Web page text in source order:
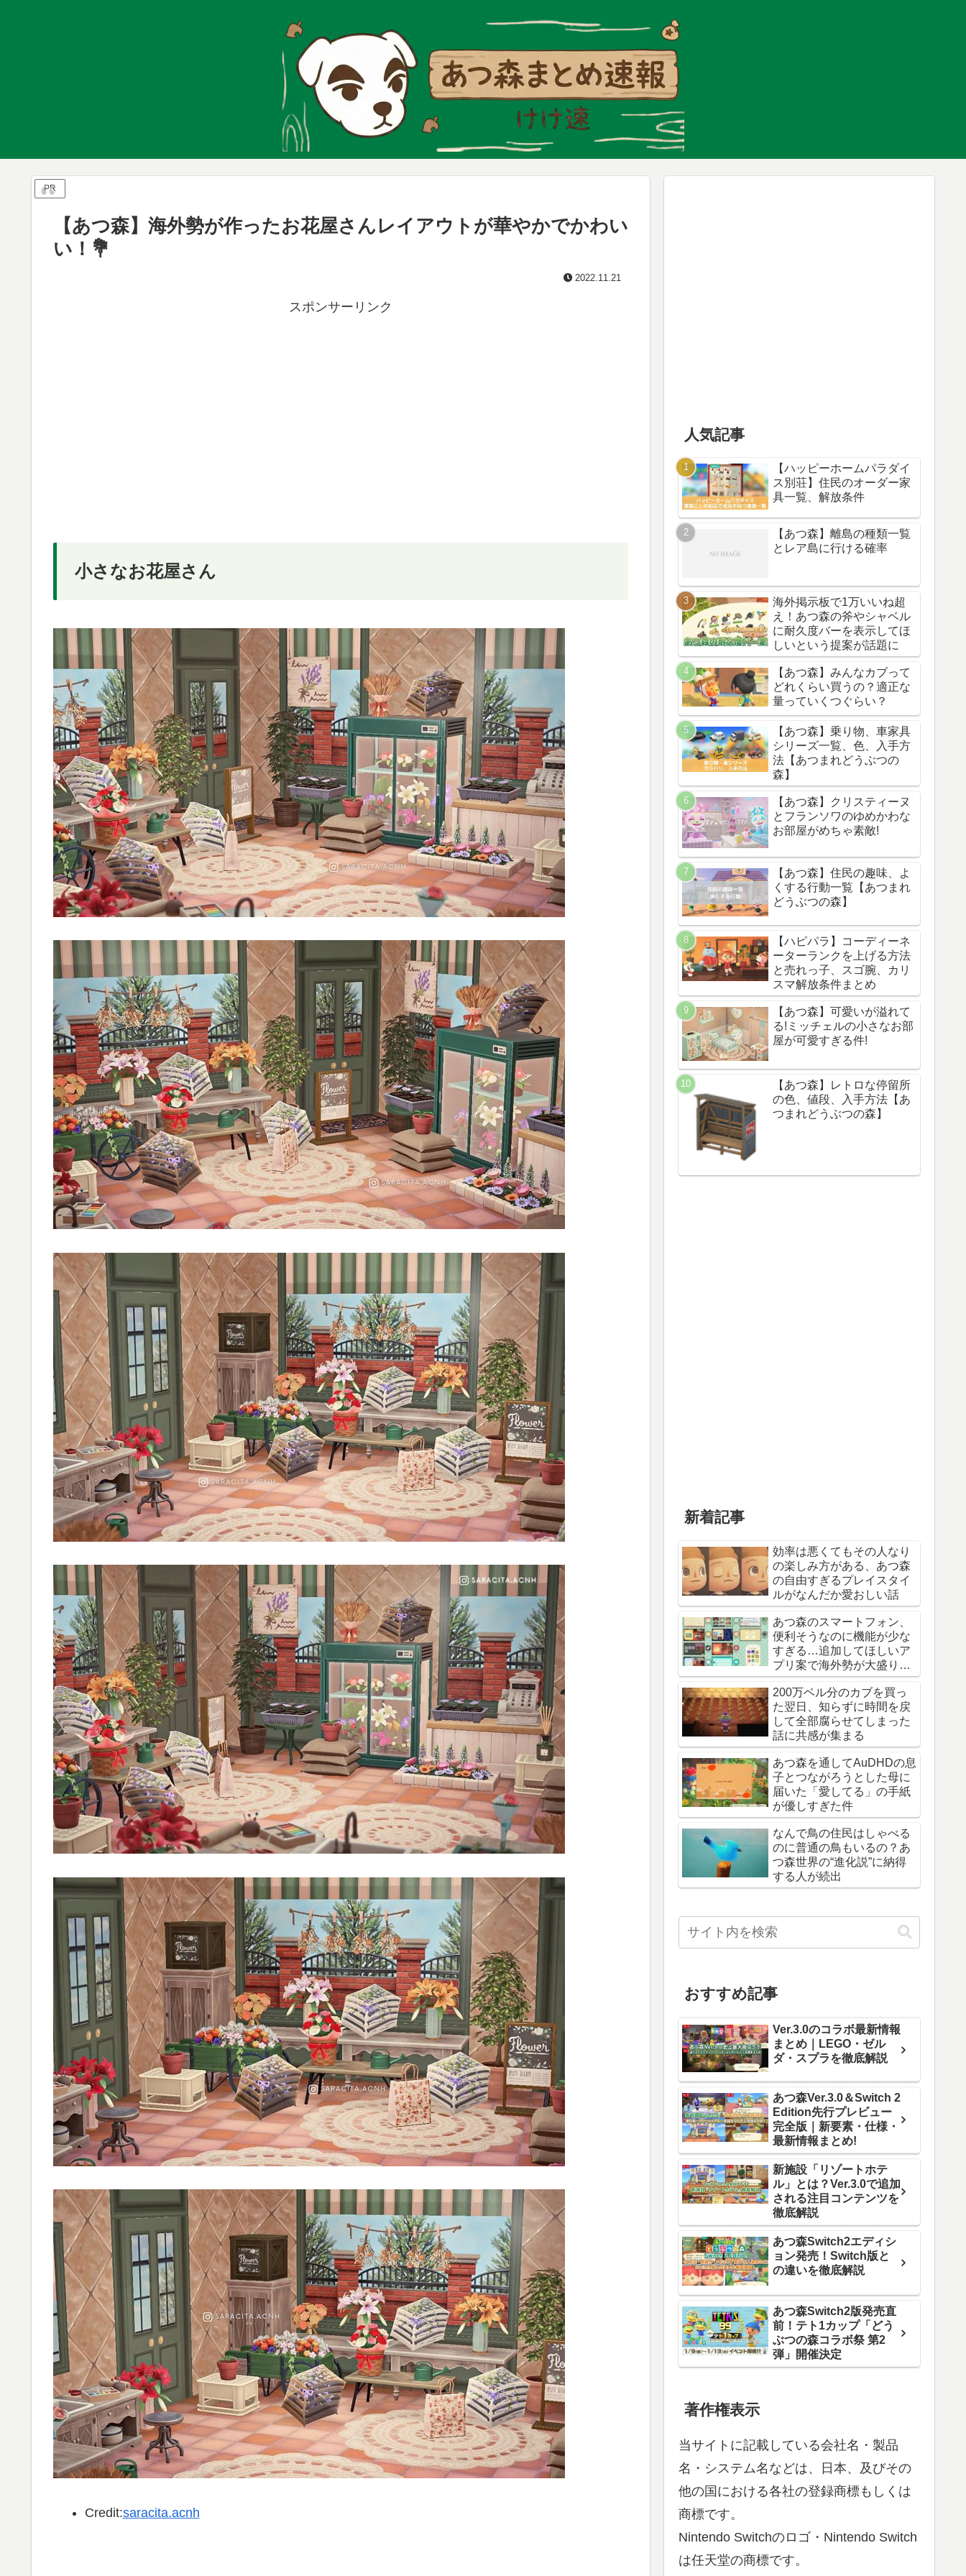
PR
【あつ森】海外勢が作ったお花屋さんレイアウトが華やかでかわい
い！💐
2022.11.21
スポンサーリンク
小さなお花屋さん
Credit:saracita.acnh
人気記事
【ハッピーホームパラダイ
ス別荘】住民のオーダー家
具一覧、解放条件
【あつ森】離島の種類一覧
とレア島に行ける確率
海外掲示板で1万いいね超
え！あつ森の斧やシャベル
に耐久度バーを表示してほ
しいという提案が話題に
【あつ森】みんなカブって
どれくらい買うの？適正な
量っていくつぐらい？
【あつ森】乗り物、車家具
シリーズ一覧、色、入手方
法【あつまれどうぶつの
森】
【あつ森】クリスティーヌ
とフランソワのゆめかわな
お部屋がめちゃ素敵!
【あつ森】住民の趣味、よ
くする行動一覧【あつまれ
どうぶつの森】
【ハピパラ】コーディーネ
ーターランクを上げる方法
と売れっ子、スゴ腕、カリ
スマ解放条件まとめ
【あつ森】可愛いが溢れて
る!ミッチェルの小さなお部
屋が可愛すぎる件!
【あつ森】レトロな停留所
の色、値段、入手方法【あ
つまれどうぶつの森】
新着記事
効率は悪くてもその人なり
の楽しみ方がある、あつ森
の自由すぎるプレイスタイ
ルがなんだか愛おしい話
あつ森のスマートフォン、
便利そうなのに機能が少な
すぎる…追加してほしいア
プリ案で海外勢が大盛り上
がり
200万ベル分のカブを買っ
た翌日、知らずに時間を戻
して全部腐らせてしまった
話に共感が集まる
あつ森を通してAuDHDの息
子とつながろうとした母に
届いた「愛してる」の手紙
が優しすぎた件
なんで鳥の住民はしゃべる
のに普通の鳥もいるの？あ
つ森世界の“進化説”に納得
する人が続出
おすすめ記事
Ver.3.0のコラボ最新情報
まとめ｜LEGO・ゼル
ダ・スプラを徹底解説
あつ森Ver.3.0＆Switch 2
Edition先行プレビュー
完全版｜新要素・仕様・
最新情報まとめ!
新施設「リゾートホテ
ル」とは？Ver.3.0で追加
される注目コンテンツを
徹底解説
あつ森Switch2エディシ
ョン発売！Switch版と
の違いを徹底解説
あつ森Switch2版発売直
前！テト1カップ「どう
ぶつの森コラボ祭 第2
弾」開催決定
著作権表示
当サイトに記載している会社名・製品
名・システム名などは、日本、及びその
他の国における各社の登録商標もしくは
商標です。
Nintendo Switchのロゴ・Nintendo Switch
は任天堂の商標です。